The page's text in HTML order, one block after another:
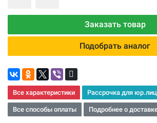
Заказать товар
Подобрать аналог
Все характеристики Рассрочка для юр.лиц
Все способы оплаты Подробнее о